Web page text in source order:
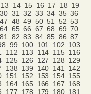
13 14 15 16 17 18
19
30 31 32 33 34 35 36
47 48 49 50 51 52 53
64 65 66 67 68 69 70
81 82 83 84 85 86 87
99 100 101 102
103
112 113 114 115
116
125 126 127 128
129
138 139 140 141
142
151 152 153 154 155
164 165 166 167
168
177 178 179 180 181